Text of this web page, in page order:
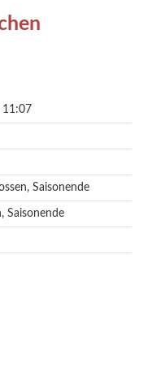
11:07
Saisonende
Saisonende